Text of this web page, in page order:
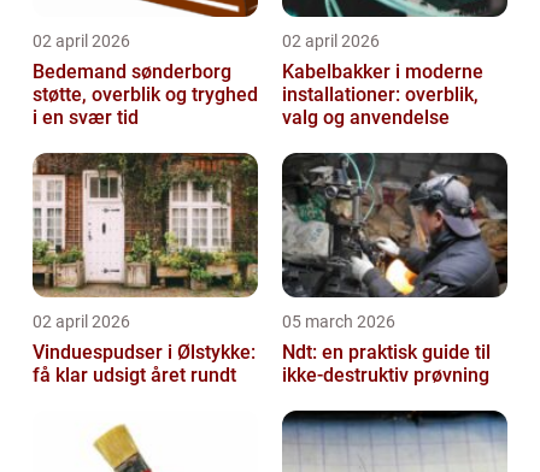
02 april 2026
Bedemand sønderborg
støtte, overblik og tryghed
i en svær tid
02 april 2026
Kabelbakker i moderne
installationer: overblik,
valg og anvendelse
02 april 2026
Vinduespudser i Ølstykke:
få klar udsigt året rundt
05 march 2026
Ndt: en praktisk guide til
ikke-destruktiv prøvning